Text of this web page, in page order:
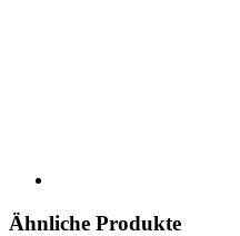
Ähnliche Produkte